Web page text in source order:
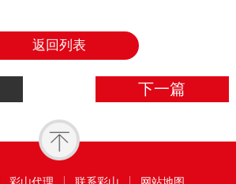
返回列表
下一篇
彩山代理 联系彩山 网站地图